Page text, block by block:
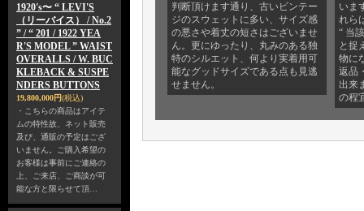
1920's〜 “ LEVI'S
（リーバイス） / No.2
” / “ 201 / 1922 YEA
R'S MODEL ” WAIST
OVERALLS / W. BUC
KLEBACK & SUSPE
NDERS BUTTONS
19,800,000円(税込)
・こちらの商品はアイテ
ムの特性故、ネット販売
及び、通販の予定はござ
いません。ご購入希望の
お客様は事前にご連絡の
上、ご来店、ご商談が可
能な方と限らせて頂…
判断頂けます通り、古いビンテー
ジのスウェットに多い、サイズ感
の悪さや着丈の短さはございませ
ん。更にゆったり、丸みのある独
特のシルエット、何より実着用可
能なグッドサイズである点も見逃
せません。
いま
れら
“ 当
と捉
物に
返品
出来
の程